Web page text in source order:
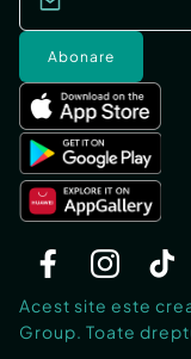
Abonare
Acest site este
Group. Toate